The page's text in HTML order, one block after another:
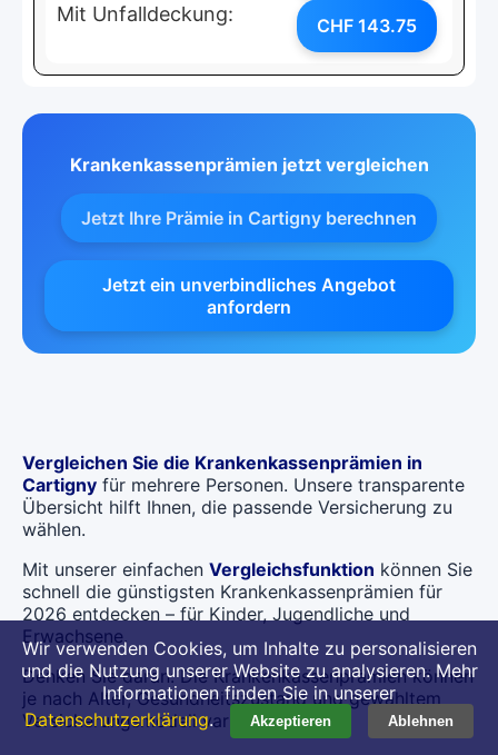
Mit Unfalldeckung: CHF 143.75
Krankenkassenprämien jetzt vergleichen
Jetzt Ihre Prämie in Cartigny berechnen
Jetzt ein unverbindliches Angebot
anfordern
Vergleichen Sie die Krankenkassenprämien in
Cartigny für mehrere Personen. Unsere transparente
Übersicht hilft Ihnen, die passende Versicherung zu
wählen.
Mit unserer einfachen Vergleichsfunktion können Sie
schnell die günstigsten Krankenkassenprämien für
2026 entdecken – für Kinder, Jugendliche und
Erwachsene.
Denken Sie daran: Die Krankenkassenprämien können
je nach Alter, Gesundheitszustand und gewähltem
Versicherungsmodell variieren.
Wir verwenden Cookies, um Inhalte zu personalisieren
und die Nutzung unserer Website zu analysieren. Mehr
Informationen finden Sie in unserer
Datenschutzerklärung. Akzeptieren Ablehnen